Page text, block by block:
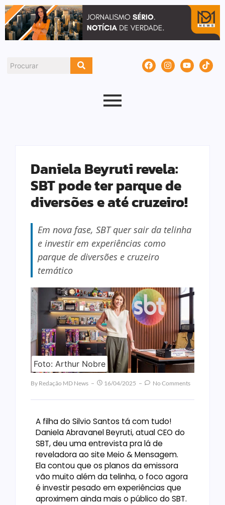
Daniela Beyruti revela:
SBT pode ter parque de
diversões e até cruzeiro!
Em nova fase, SBT quer sair da telinha
e investir em experiências como
parque de diversões e cruzeiro
temático
Foto: Arthur Nobre
By Redação MD News 16/04/2025 No Comments
A filha do Silvio Santos tá com tudo!
Daniela Abravanel Beyruti, atual CEO do
SBT, deu uma entrevista pra lá de
reveladora ao site Meio & Mensagem.
Ela contou que os planos da emissora
vão muito além da telinha, o foco agora
é investir pesado em experiências que
aproximem ainda mais o público do SBT.